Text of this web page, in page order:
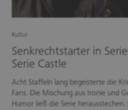
Kultur
Senkrechtstarter in
Serie Castle
Acht Staffeln lang begeisterte die
Fans. Die Mischung aus Ironie und
Humor ließ die Serie